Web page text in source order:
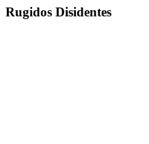
Rugidos Disidentes